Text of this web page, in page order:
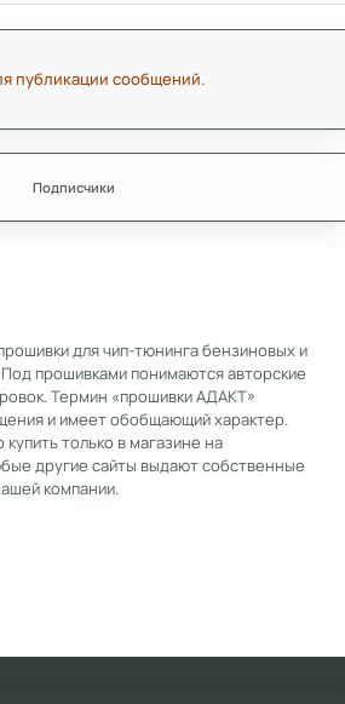
публикации сообщений.
Подписчики
для чип-тюнинга бензиновых и
прошивками понимаются авторские
Термин «прошивки АДАКТ»
и имеет обобщающий характер.
только в магазине на
другие сайты выдают собственные
компании.